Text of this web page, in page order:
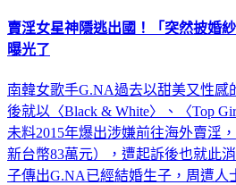
賣淫女星神隱逃出國！「突然披婚
曝光了
南韓女歌手G.NA過去以甜美又性感
後就以〈Black & White〉、〈Top
未料2015年爆出涉嫌前往海外賣淫
新台幣83萬元），遭起訴後也就此
子傳出G.NA已經結婚生子，周遭人